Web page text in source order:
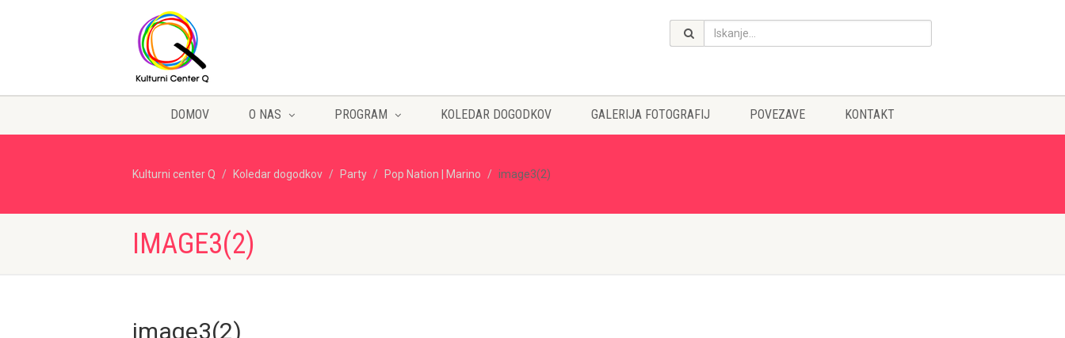
DOMOV O NAS PROGRAM KOLEDAR DOGODKOV GALERIJA FOTOGRAFIJ POVEZAVE KONTAKT
Kulturni center Q Koledar dogodkov Party Pop Nation | Marino image3(2)
IMAGE3(2)
image3(2)